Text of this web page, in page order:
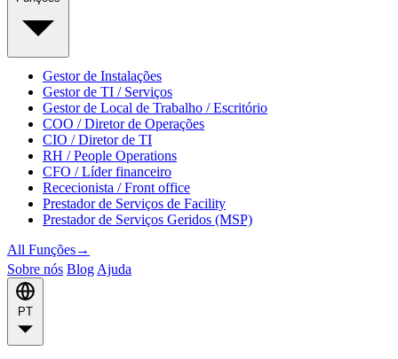
Gestor de Instalações
Gestor de TI / Serviços
Gestor de Local de Trabalho / Escritório
COO / Diretor de Operações
CIO / Diretor de TI
RH / People Operations
CFO / Líder financeiro
Rececionista / Front office
Prestador de Serviços de Facility
Prestador de Serviços Geridos (MSP)
All Funções→
Sobre nós Blog Ajuda